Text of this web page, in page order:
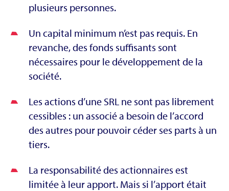
plusieurs personnes.
Un capital minimum n’est pas requis. En
revanche, des fonds suffisants sont
nécessaires pour le développement de la
société.
Les actions d’une SRL ne sont pas librement
cessibles : un associé a besoin de l’accord
des autres pour pouvoir céder ses parts à un
tiers.
La responsabilité des actionnaires est
limitée à leur apport. Mais si l’apport était